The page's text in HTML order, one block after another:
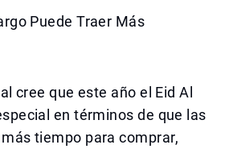
Puede Traer Más
cree que este año el Eid Al
en términos de que las
tiempo para comprar,